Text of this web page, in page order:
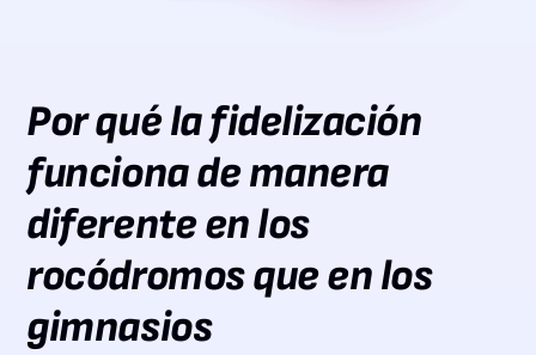
Por qué la fidelización
funciona de manera
diferente en los
rocódromos que en los
gimnasios